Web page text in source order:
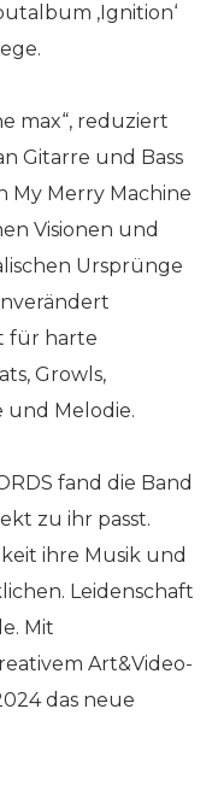
‚Ignition‘
max“, reduziert
Gitarre und Bass
My Merry Machine
Visionen und
Ursprünge
für harte
Growls,
und Melodie.
fand die Band
zu ihr passt.
ihre Musik und
Leidenschaft
Mit
Art&Video-
das neue